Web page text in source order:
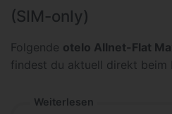
(SIM-only)
Folgende otelo Allnet-Flat
findest du aktuell direkt beim
Weiterlesen